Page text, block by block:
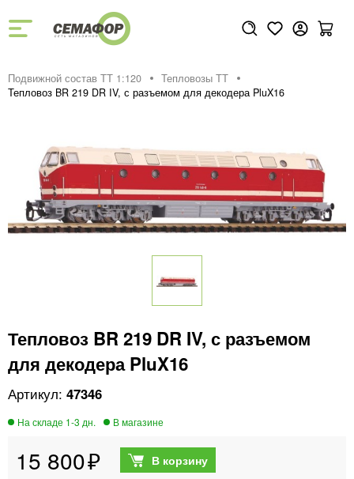
Подвижной состав ТТ 1:120
Тепловозы ТТ
Тепловоз BR 219 DR IV, с разъемом для декодера PluX16
Тепловоз BR 219 DR IV, с разъемом
для декодера PluX16
47346
15 800